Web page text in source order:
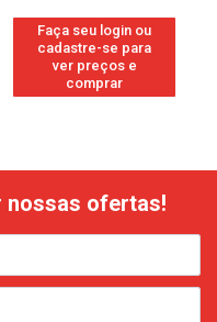
Faça seu login ou
cadastre-se para
ver preços e
comprar
nossas ofertas!